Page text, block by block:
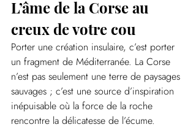
L’âme de la Corse au
creux de votre cou
Porter une création insulaire, c’est porter
un fragment de Méditerranée. La Corse
n’est pas seulement une terre de paysages
sauvages ; c’est une source d’inspiration
inépuisable où la force de la roche
rencontre la délicatesse de l’écume.